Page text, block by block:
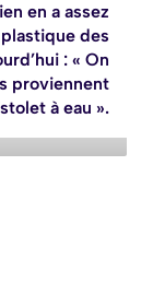
en a assez
des
: « On
proviennent
à eau ».